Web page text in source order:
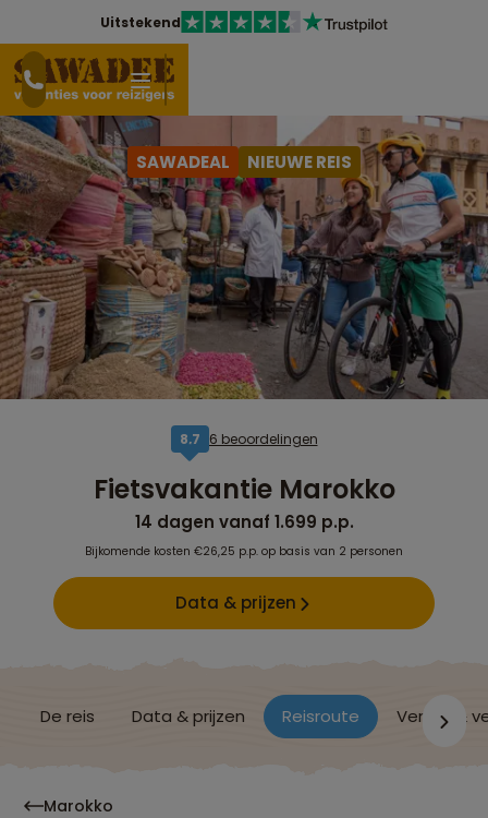
Uitstekend
SAWADEAL NIEUWE REIS
8,7 6 beoordelingen
Fietsvakantie Marokko
14 dagen vanaf 1.699 p.p.
Bijkomende kosten €26,25 p.p. op basis van 2 personen
Data & prijzen
De reis Data & prijzen Reisroute Verblijf &
Marokko